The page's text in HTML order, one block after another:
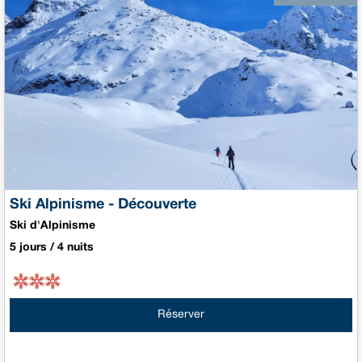
Ski Alpinisme - Découverte
Ski d'Alpinisme
5 jours / 4 nuits
Réserver